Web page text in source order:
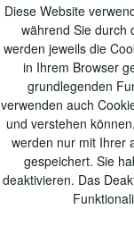
Diese Website
während Sie durch
werden jeweils die
in Ihrem Browser
grundlegenden
verwenden auch
und verstehen
werden nur mit Ihrer
gespeichert. Sie
deaktivieren. Das